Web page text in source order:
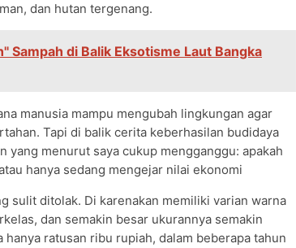
dan hutan tergenang.
Sampah di Balik Eksotisme Laut Bangka
manusia mampu mengubah lingkungan agar
Tapi di balik cerita keberhasilan budidaya
yang menurut saya cukup mengganggu: apakah
hanya sedang mengejar nilai ekonomi
sulit ditolak. Di karenakan memiliki varian warna
dan semakin besar ukurannya semakin
ratusan ribu rupiah, dalam beberapa tahun